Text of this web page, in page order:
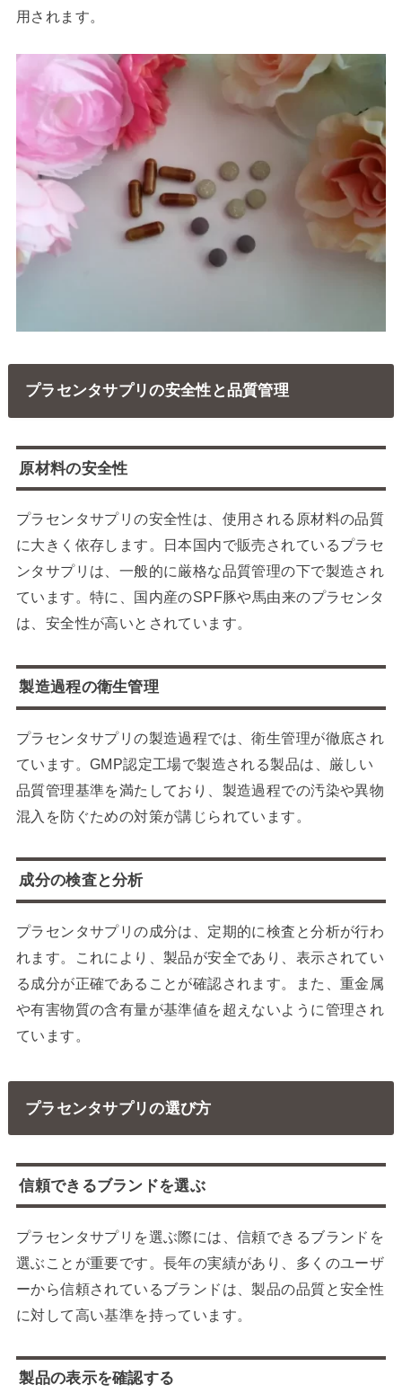
用されます。
プラセンタサプリの安全性と品質管理
原材料の安全性
プラセンタサプリの安全性は、使用される原材料の品質
に大きく依存します。日本国内で販売されているプラセ
ンタサプリは、一般的に厳格な品質管理の下で製造され
ています。特に、国内産のSPF豚や馬由来のプラセンタ
は、安全性が高いとされています。
製造過程の衛生管理
プラセンタサプリの製造過程では、衛生管理が徹底され
ています。GMP認定工場で製造される製品は、厳しい
品質管理基準を満たしており、製造過程での汚染や異物
混入を防ぐための対策が講じられています。
成分の検査と分析
プラセンタサプリの成分は、定期的に検査と分析が行わ
れます。これにより、製品が安全であり、表示されてい
る成分が正確であることが確認されます。また、重金属
や有害物質の含有量が基準値を超えないように管理され
ています。
プラセンタサプリの選び方
信頼できるブランドを選ぶ
プラセンタサプリを選ぶ際には、信頼できるブランドを
選ぶことが重要です。長年の実績があり、多くのユーザ
ーから信頼されているブランドは、製品の品質と安全性
に対して高い基準を持っています。
製品の表示を確認する